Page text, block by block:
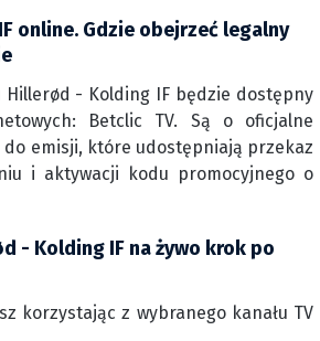
online. Gdzie obejrzeć legalny
Hillerød - Kolding IF będzie dostępny
Betclic TV. Są o oficjalne
emisji, które udostępniają przekaz
i aktywacji kodu promocyjnego o
- Kolding IF na żywo krok po
korzystając z wybranego kanału TV